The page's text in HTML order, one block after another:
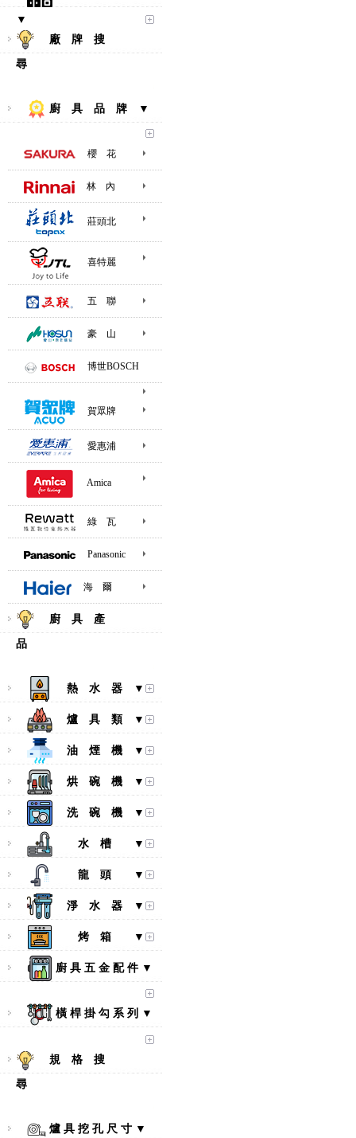
▼
廠 牌 搜
尋
廚 具 品 牌 ▼
櫻 花
林 內
莊頭北
喜特麗
五 聯
豪 山
博世BOSCH
賀眾牌
愛惠浦
Amica
綠 瓦
Panasonic
海 爾
廚 具 產
品
熱 水 器 ▼
爐 具 類 ▼
油 煙 機 ▼
烘 碗 機 ▼
洗 碗 機 ▼
水 槽 ▼
龍 頭 ▼
淨 水 器 ▼
烤 箱 ▼
廚 具 五 金 配 件 ▼
橫 桿 掛 勾 系 列 ▼
規 格 搜
尋
爐 具 挖 孔 尺 寸 ▼